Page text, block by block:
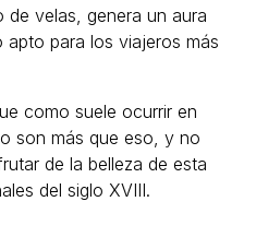
de velas, genera un aura
para los viajeros más
como suele ocurrir en
son más que eso, y no
de la belleza de esta
del siglo XVIII.